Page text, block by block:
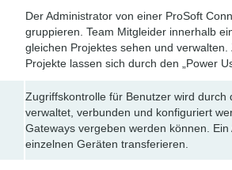
Der Administrator von einer ProSoft
gruppieren. Team Mitgleider innerhalb
gleichen Projektes sehen und
Projekte lassen sich durch den „Power
Zugriffskontrolle für Benutzer wird durch
verwaltet, verbunden und konfiguriert
Gateways vergeben werden können.
einzelnen Geräten transferieren.